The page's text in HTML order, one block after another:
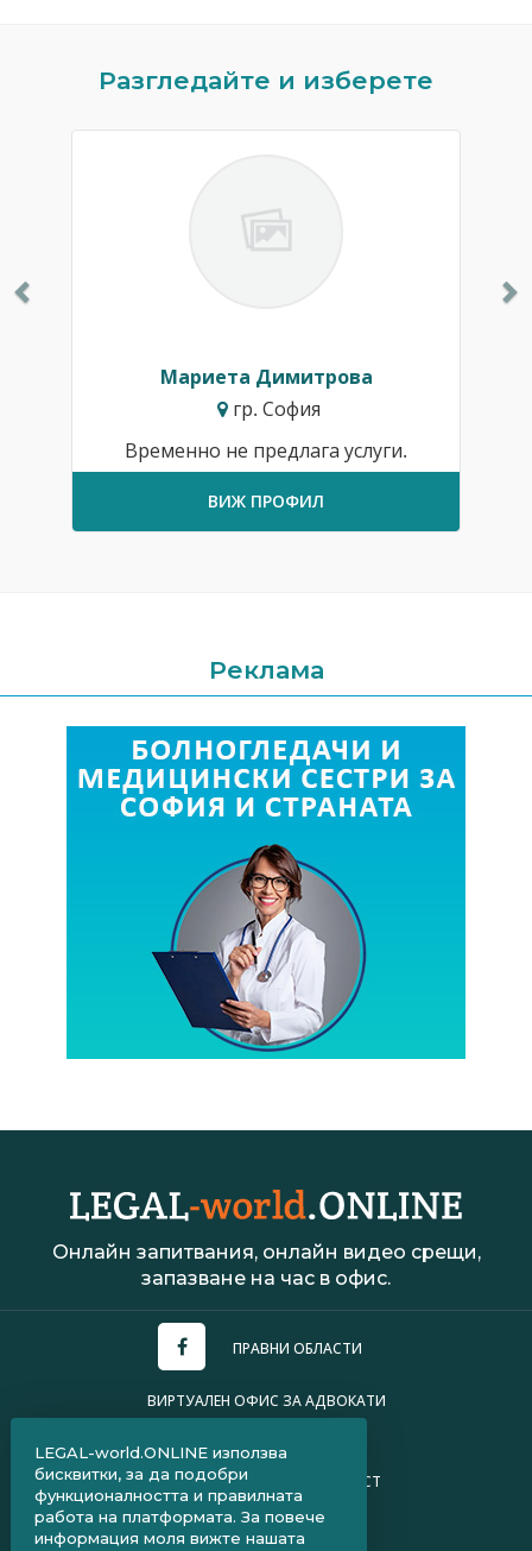
Разгледайте и изберете
Мариета Димитрова
гр. София
Временно не предлага услуги.
ВИЖ ПРОФИЛ
Реклама
Онлайн запитвания, онлайн видео срещи,
запазване на час в офис.
ПРАВНИ ОБЛАСТИ
ВИРТУАЛЕН ОФИС ЗА АДВОКАТИ
ПОЛИТИКА ЗА ПОВЕРИТЕЛНОСТ
ЧЗВ ЗА КЛИЕНТИ
LEGAL-world.ONLINE използва
бисквитки, за да подобри
функционалността и правилната
работа на платформата. За повече
информация моля вижте нашата